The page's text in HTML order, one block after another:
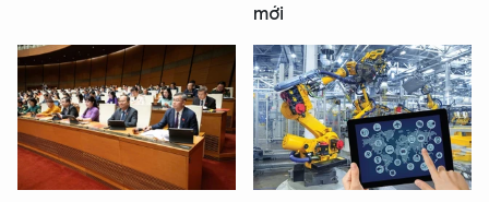
mới